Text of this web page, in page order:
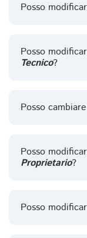
Posso
Posso
Tecnico?
Posso
Posso
Proprietario?
Posso